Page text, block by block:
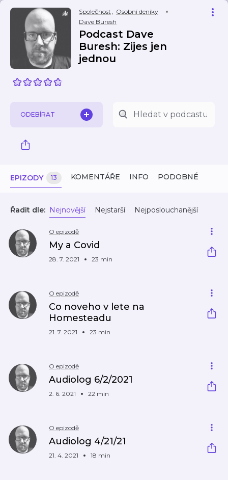
Společnost , Osobní deníky
Dave Buresh
Podcast Dave
Buresh: Zijes jen
jednou
ODEBÍRAT
EPIZODY 13 KOMENTÁŘE INFO PODOBNÉ
Řadit dle: Nejnovější Nejstarší Nejposlouchanější
O epizodě
My a Covid
28. 7. 2021 23 min
O epizodě
Co noveho v lete na
Homesteadu
21. 7. 2021 23 min
O epizodě
Audiolog 6/2/2021
2. 6. 2021 22 min
O epizodě
Audiolog 4/21/21
21. 4. 2021 18 min